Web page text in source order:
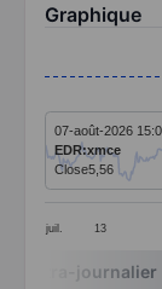
Graphique
The chart
The chart
juil. 13
07-août-2026
EDR:xmce
Close5,56
End of
Intra-journalier